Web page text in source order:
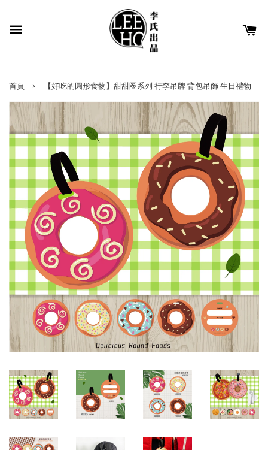
首頁 › 【好吃的圓形食物】甜甜圈系列 行李吊牌 背包吊飾 生日禮物